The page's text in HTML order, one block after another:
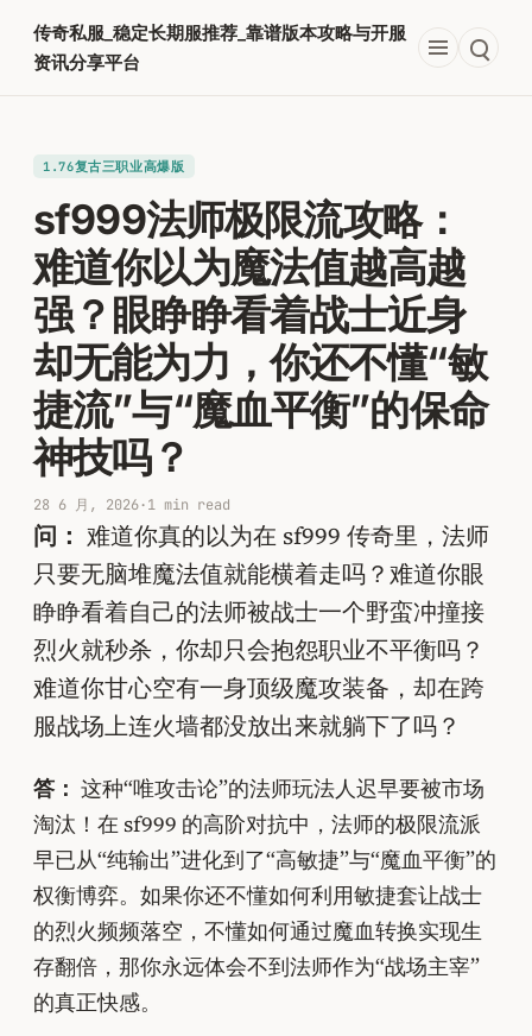
内
传奇私服_稳定长期服推荐_靠谱版本攻略与开服
资讯分享平台
1.76复古三职业高爆版
sf999法师极限流攻略：
难道你以为魔法值越高越
强？眼睁睁看着战士近身
却无能为力，你还不懂“敏
捷流”与“魔血平衡”的保命
神技吗？
28 6 月, 2026·1 min read
问： 难道你真的以为在 sf999 传奇里，法师
只要无脑堆魔法值就能横着走吗？难道你眼
睁睁看着自己的法师被战士一个野蛮冲撞接
烈火就秒杀，你却只会抱怨职业不平衡吗？
难道你甘心空有一身顶级魔攻装备，却在跨
服战场上连火墙都没放出来就躺下了吗？
答： 这种“唯攻击论”的法师玩法人迟早要被市场
淘汰！在 sf999 的高阶对抗中，法师的极限流派
早已从“纯输出”进化到了“高敏捷”与“魔血平衡”的
权衡博弈。如果你还不懂如何利用敏捷套让战士
的烈火频频落空，不懂如何通过魔血转换实现生
存翻倍，那你永远体会不到法师作为“战场主宰”
的真正快感。